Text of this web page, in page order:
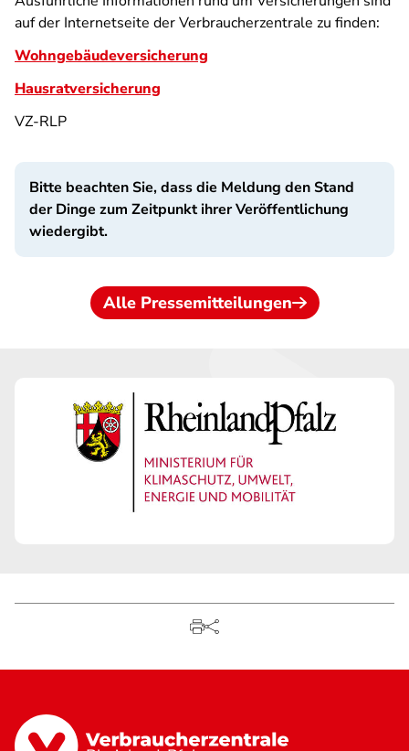
auf der Internetseite der Verbraucherzentrale zu finden:
Wohngebäudeversicherung
Hausratversicherung
VZ-RLP
Bitte beachten Sie, dass die Meldung den Stand
der Dinge zum Zeitpunkt ihrer Veröffentlichung
wiedergibt.
Alle Pressemitteilungen